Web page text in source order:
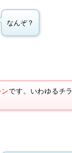
なんぞ？
です。いわゆるチラ